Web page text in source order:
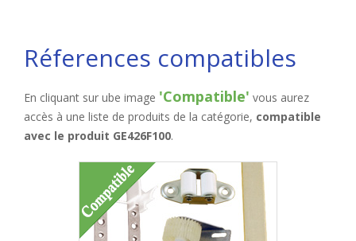
Réferences compatibles
En cliquant sur ube image 'Compatible' vous aurez
accès à une liste de produits de la catégorie, compatible
avec le produit GE426F100.